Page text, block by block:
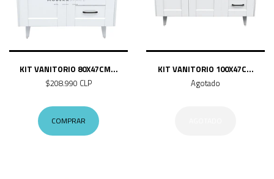
KIT VANITORIO 80X47CM...
$208.990 CLP
COMPRAR
KIT VANITORIO 100X47C...
Agotado